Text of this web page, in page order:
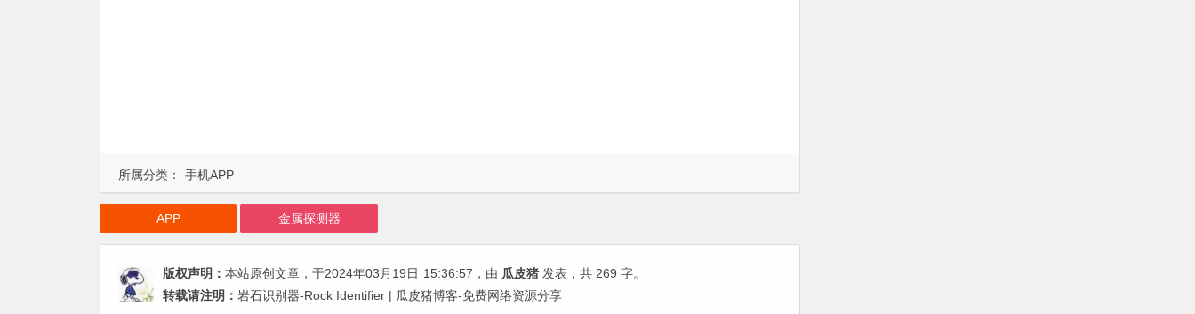
所属分类： 手机APP
APP 金属探测器
版权声明： 本站原创文章，于2024年03月19日 15:36:57 ，由 瓜皮猪 发表，共 269 字。
转载请注明： 岩石识别器-Rock Identifier | 瓜皮猪博客-免费网络资源分享